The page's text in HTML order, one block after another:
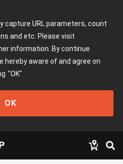
capture URL parameters, count
and etc. Please visit
information. By continue
hereby aware of and agree on
"OK"
OK